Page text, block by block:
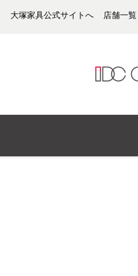
大塚家具公式サイトへ 店舗一覧